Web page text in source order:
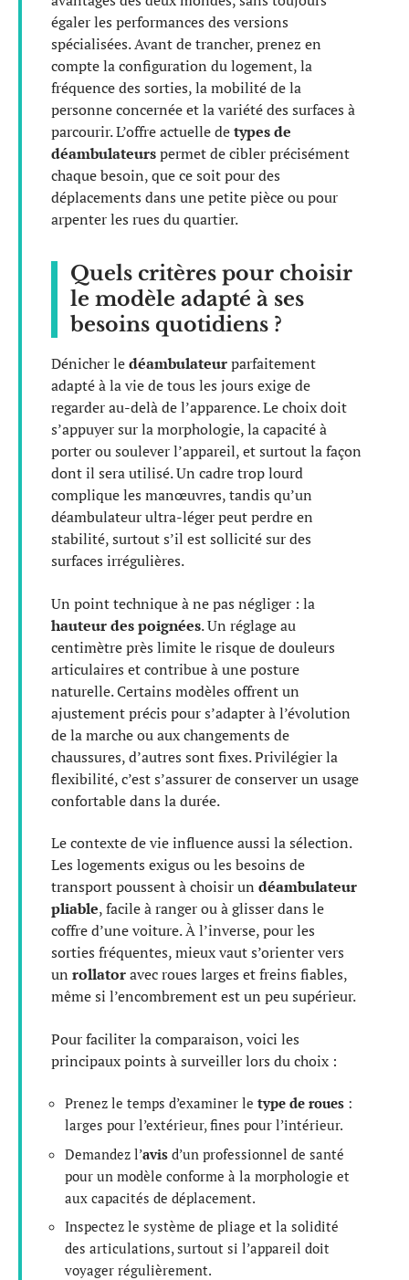
égaler les performances des versions
spécialisées. Avant de trancher, prenez en
compte la configuration du logement, la
fréquence des sorties, la mobilité de la
personne concernée et la variété des surfaces à
parcourir. L’offre actuelle detypes de
déambulateurspermet de cibler précisément
chaque besoin, que ce soit pour des
déplacements dans une petite pièce ou pour
arpenter les rues du quartier.
Quels critères pour choisir
le modèle adapté à ses
besoins quotidiens ?
Dénicher ledéambulateurparfaitement
adapté à la vie de tous les jours exige de
regarder au-delà de l’apparence. Le choix doit
s’appuyer sur la morphologie, la capacité à
porter ou soulever l’appareil, et surtout la façon
dont il sera utilisé. Un cadre trop lourd
complique les manœuvres, tandis qu’un
déambulateur ultra-léger peut perdre en
stabilité, surtout s’il est sollicité sur des
surfaces irrégulières.
Un point technique à ne pas négliger : la
hauteur des poignées. Un réglage au
centimètre près limite le risque de douleurs
articulaires et contribue à une posture
naturelle. Certains modèles offrent un
ajustement précis pour s’adapter à l’évolution
de la marche ou aux changements de
chaussures, d’autres sont fixes. Privilégier la
flexibilité, c’est s’assurer de conserver un usage
confortable dans la durée.
Le contexte de vie influence aussi la sélection.
Les logements exigus ou les besoins de
transport poussent à choisir un déambulateur
pliable, facile à ranger ou à glisser dans le
coffre d’une voiture. À l’inverse, pour les
sorties fréquentes, mieux vaut s’orienter vers
un rollatoravec roues larges et freins fiables,
même si l’encombrement est un peu supérieur.
Pour faciliter la comparaison, voici les
principaux points à surveiller lors du choix :
Prenez le temps d’examiner le type de roues :
larges pour l’extérieur, fines pour l’intérieur.
Demandez l’avis d’un professionnel de santé
pour un modèle conforme à la morphologie et
aux capacités de déplacement.
Inspectez le système de pliage et la solidité
des articulations, surtout si l’appareil doit
voyager régulièrement.